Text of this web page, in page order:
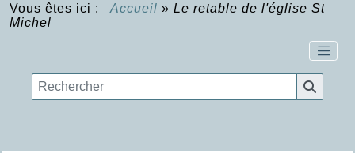
Vous êtes ici : Accueil » Le retable de l'église St
Michel